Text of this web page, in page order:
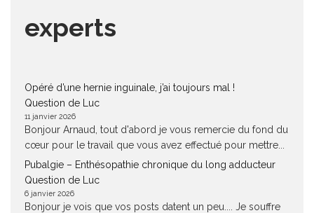
experts
Opéré d’une hernie inguinale, j’ai toujours mal !
Question de Luc
11 janvier 2026
Bonjour Arnaud, tout d'abord je vous remercie du fond du
cœur pour le travail que vous avez effectué pour mettre...
Pubalgie – Enthésopathie chronique du long adducteur
Question de Luc
6 janvier 2026
Bonjour je vois que vos posts datent un peu.... Je souffre